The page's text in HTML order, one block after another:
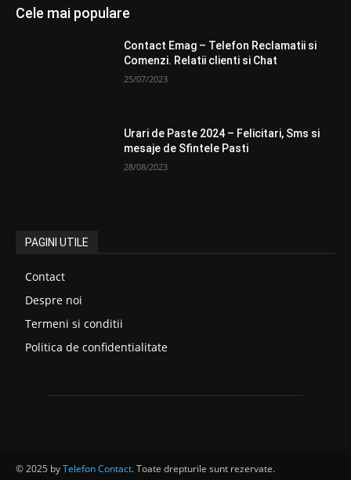
Cele mai populare
Contact Emag – Telefon Reclamatii si
Comenzi. Relatii clienti si Chat
25/07/2023
Urari de Paste 2024 – Felicitari, Sms si
mesaje de Sfintele Pasti
28/08/2023
PAGINI UTILE
Contact
Despre noi
Termeni si conditii
Politica de confidentialitate
© 2025 byTelefon Contact. Toate drepturile sunt rezervate.